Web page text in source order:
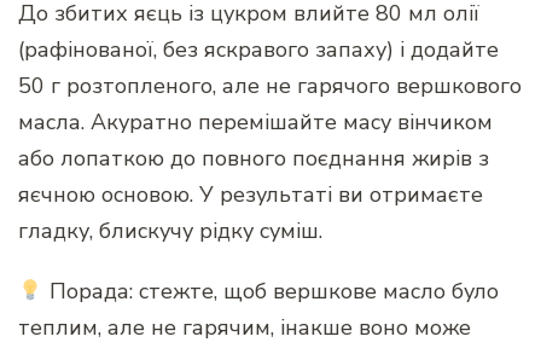
До збитих яєць із цукром влийте 80 мл олії
(рафінованої, без яскравого запаху) і додайте
50 г розтопленого, але не гарячого вершкового
масла. Акуратно перемішайте масу вінчиком
або лопаткою до повного поєднання жирів з
яєчною основою. У результаті ви отримаєте
гладку, блискучу рідку суміш.
Порада: стежте, щоб вершкове масло було
теплим, але не гарячим, інакше воно може